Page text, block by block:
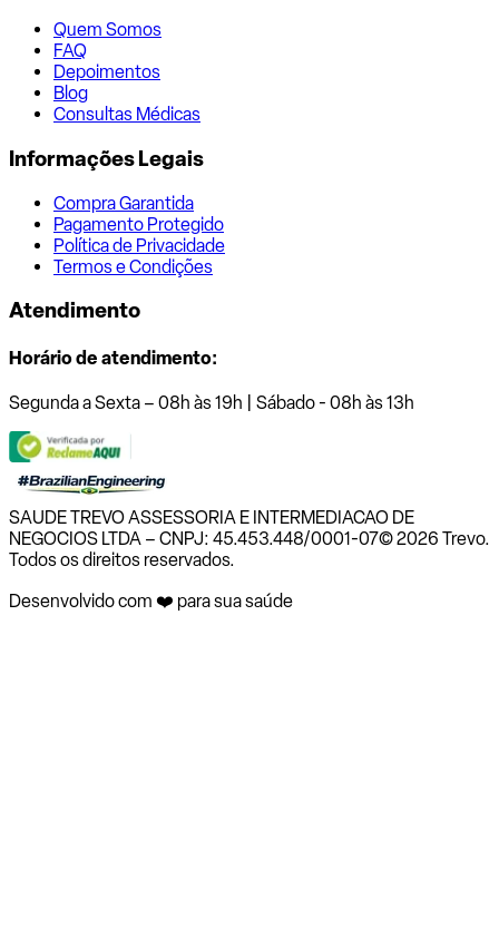
Quem Somos
FAQ
Depoimentos
Blog
Consultas Médicas
Informações Legais
Compra Garantida
Pagamento Protegido
Política de Privacidade
Termos e Condições
Atendimento
Horário de atendimento:
Segunda a Sexta – 08h às 19h | Sábado - 08h às 13h
SAUDE TREVO ASSESSORIA E INTERMEDIACAO DE
NEGOCIOS LTDA – CNPJ: 45.453.448/0001-07© 2026 Trevo.
Todos os direitos reservados.
Desenvolvido com ❤️ para sua saúde